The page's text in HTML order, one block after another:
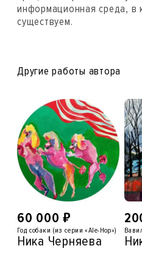
информационная среда, в
существуем.
Другие работы автора
60 000₽
Год собаки (из серии «Ale-Hop»)
Ника Черняева